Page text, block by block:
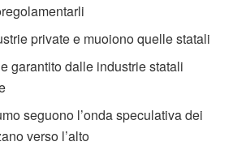
private e muoiono quelle statali
garantito dalle industrie statali
seguono l’onda speculativa dei
verso l’alto